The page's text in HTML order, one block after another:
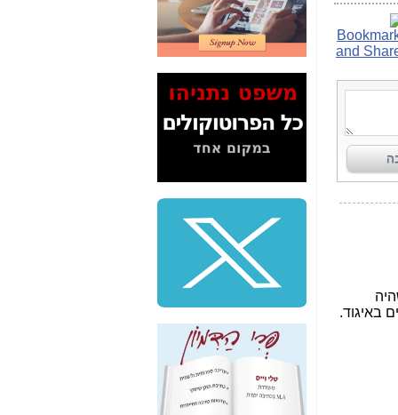
2" על תעלולי השר
משה כחלון -כאן
הסלולר" ואיך מסרסים
את הנתונים לציבור -
כאן
סיכום ביקור בסיליקון
שלמה פילבר (עד
לאחרונה מנכ"ל משרד
התקשורת) - עד
מדינה? הצחקתם
אותי! -
"יש אפליה בחקירה"?
חשיפה: למה השר
משה כחלון לא נחקר
עד היום? -
כאן